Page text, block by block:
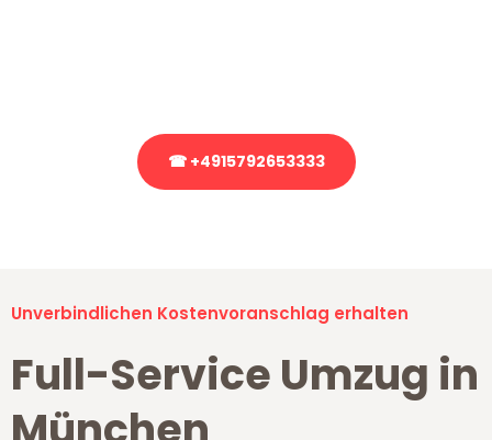
☎ +4915792653333
Unverbindlichen Kostenvoranschlag erhalten
Full-Service Umzug in